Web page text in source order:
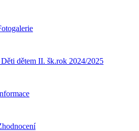
dětem II. šk.rok 2024/2025